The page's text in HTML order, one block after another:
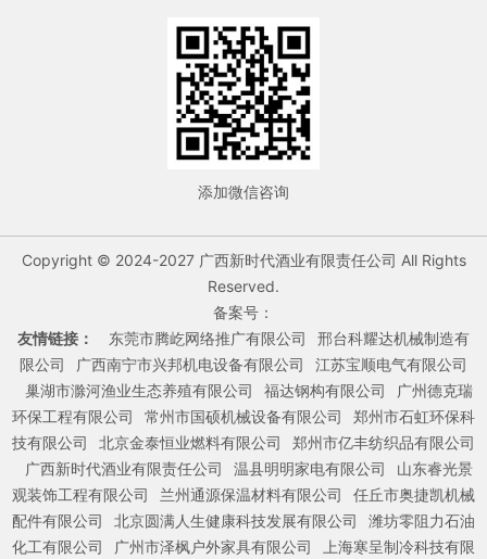
添加微信咨询
Copyright © 2024-2027 广西新时代酒业有限责任公司 All Rights
Reserved.
备案号：
友情链接：
东莞市腾屹网络推广有限公司
邢台科耀达机械制造有
限公司
广西南宁市兴邦机电设备有限公司
江苏宝顺电气有限公司
巢湖市滁河渔业生态养殖有限公司
福达钢构有限公司
广州德克瑞
环保工程有限公司
常州市国硕机械设备有限公司
郑州市石虹环保科
技有限公司
北京金泰恒业燃料有限公司
郑州市亿丰纺织品有限公司
广西新时代酒业有限责任公司
温县明明家电有限公司
山东睿光景
观装饰工程有限公司
兰州通源保温材料有限公司
任丘市奥捷凯机械
配件有限公司
北京圆满人生健康科技发展有限公司
潍坊零阻力石油
化工有限公司
广州市泽枫户外家具有限公司 上海寒呈制冷科技有限